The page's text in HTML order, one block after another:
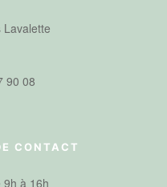
Lavalette
90 08
CONTACT
9h à 16h